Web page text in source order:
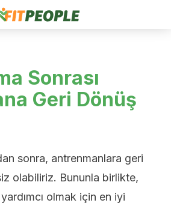
Sonrası
Geri Dönüş
sonra, antrenmanlara geri
olabiliriz. Bununla birlikte,
olmak için en iyi